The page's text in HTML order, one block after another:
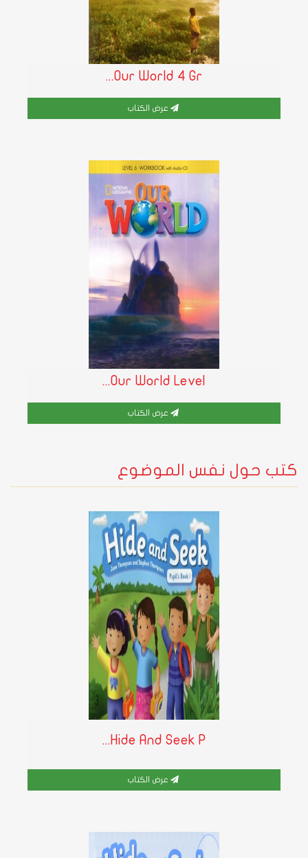
Our World 4 Gr...
عرض الكتاب
Our World Level...
عرض الكتاب
كتب حول نفس الموضوع
Hide And Seek P...
عرض الكتاب